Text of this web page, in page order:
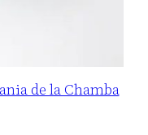
de la Chamba